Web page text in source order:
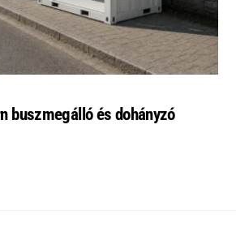
buszmegálló és dohányzó